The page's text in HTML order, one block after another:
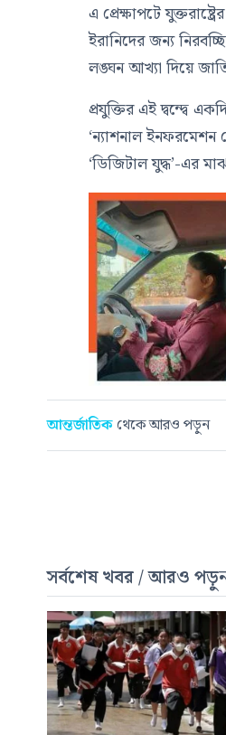
এ প্রেক্ষাপটে
ইরানিদের জন্য
লঙ্ঘন আখ্যা দিয়ে
প্রযুক্তির এই দ্বন্দ্বে
‘ন্যাশনাল ইনফরমেশন
‘ডিজিটাল যুদ্ধ’-এর
আন্তর্জাতিক থেকে আরও পড়ুন
সর্বশেষ খবর / আরও